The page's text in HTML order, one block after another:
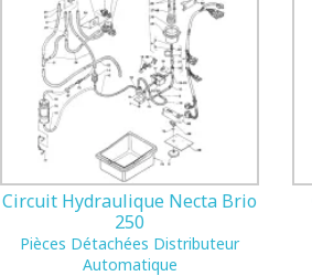
Circuit Hydraulique Necta Brio
250
Pièces Détachées Distributeur
Automatique